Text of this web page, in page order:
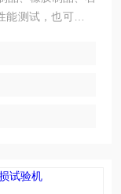
测试，也可对试